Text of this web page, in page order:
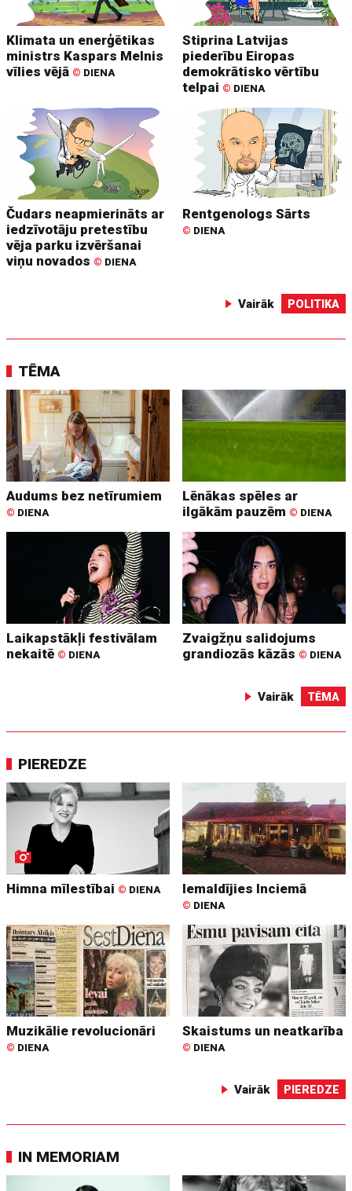
Klimata un enerģētikas
ministrs Kaspars Melnis
vīlies vējā © DIENA
Stiprina Latvijas
piederību Eiropas
demokrātisko vērtību
telpai © DIENA
Čudars neapmierināts ar
iedzīvotāju pretestību
vēja parku izvēršanai
viņu novados © DIENA
Rentgenologs Sārts
© DIENA
Vairāk POLITIKA
TĒMA
Audums bez netīrumiem
© DIENA
Lēnākas spēles ar
ilgākām pauzēm © DIENA
Laikapstākļi festivālam
nekaitē © DIENA
Zvaigžņu salidojums
grandiozās kāzās © DIENA
Vairāk TĒMA
PIEREDZE
Himna mīlestībai © DIENA Iemaldījies Inciemā
© DIENA
Muzikālie revolucionāri
© DIENA
Skaistums un neatkarība
© DIENA
Vairāk PIEREDZE
IN MEMORIAM